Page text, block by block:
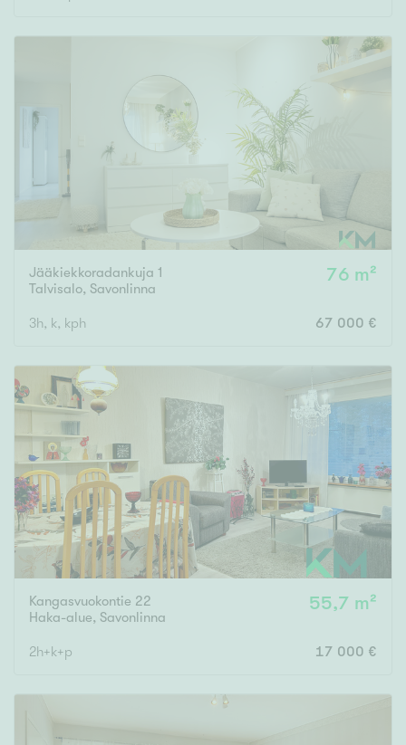
Jääkiekkoradankuja 1
Talvisalo, Savonlinna
76 m²
3h, k, kph 67 000 €
Kangasvuokontie 22
Haka-alue, Savonlinna
55,7 m²
2h+k+p 17 000 €